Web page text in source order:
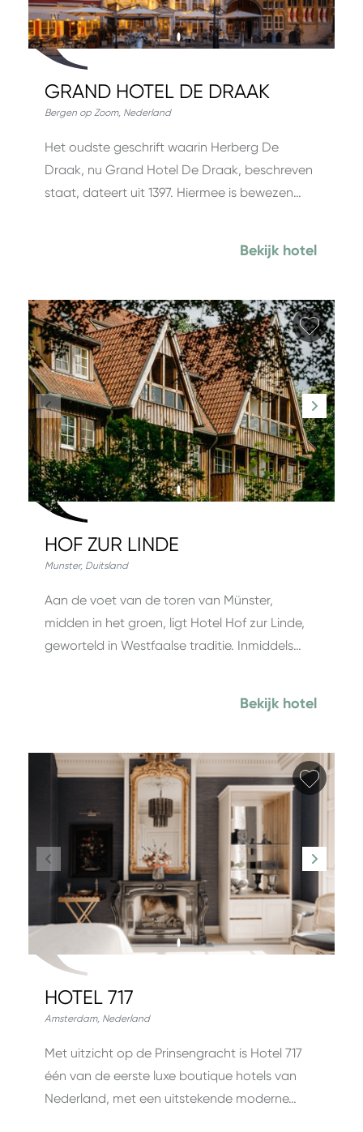
GRAND HOTEL DE DRAAK
Bergen op Zoom, Nederland
Het oudste geschrift waarin Herberg De
Draak, nu Grand Hotel De Draak, beschreven
staat, dateert uit 1397. Hiermee is bewezen…
Bekijk hotel
HOF ZUR LINDE
Munster, Duitsland
Aan de voet van de toren van Münster,
midden in het groen, ligt Hotel Hof zur Linde,
geworteld in Westfaalse traditie. Inmiddels…
Bekijk hotel
HOTEL 717
Amsterdam, Nederland
Met uitzicht op de Prinsengracht is Hotel 717
één van de eerste luxe boutique hotels van
Nederland, met een uitstekende moderne…